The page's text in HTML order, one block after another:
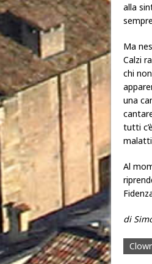
alla
Ma
Calzi
chi
una
tutti
Al
di